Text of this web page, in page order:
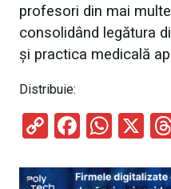
profesori din mai
consolidând legătura
și practica medicală
Distribuie:
C
py
F
ce
W
at
X